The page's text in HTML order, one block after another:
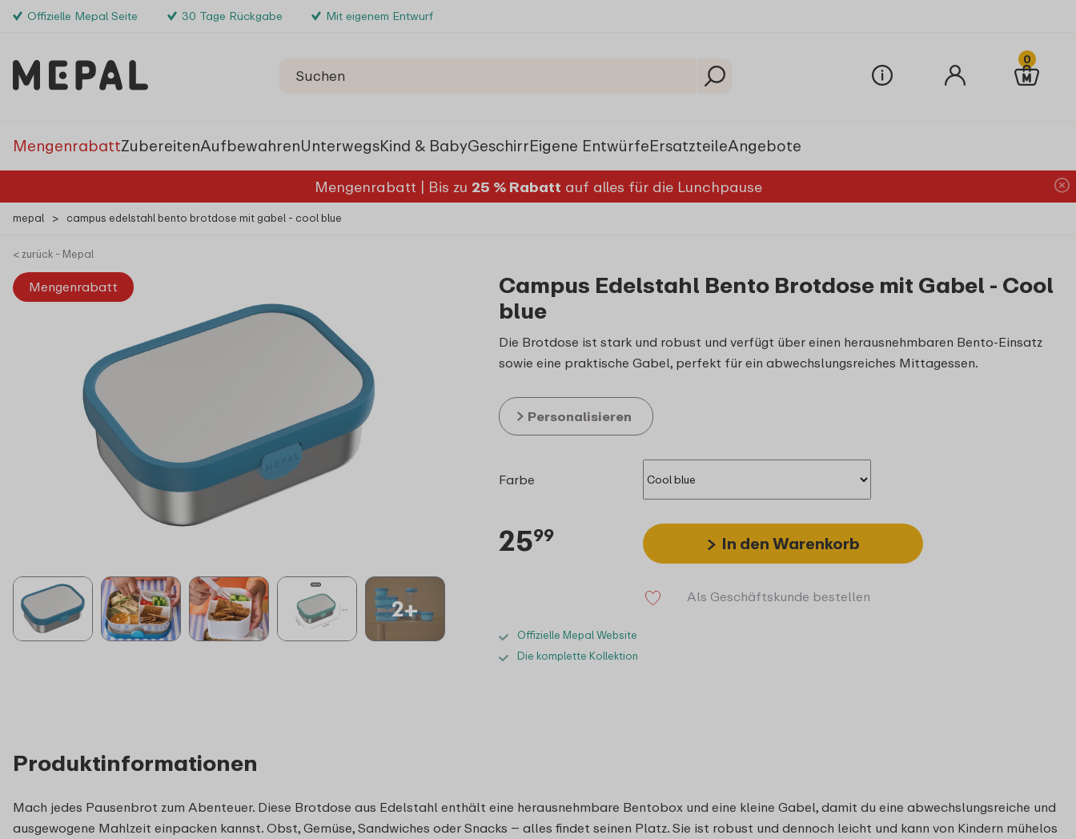
Offizielle Mepal Seite 30 Tage Rückgabe Mit eigenem Entwurf
0
MengenrabattZubereitenAufbewahrenUnterwegsKind & BabyGeschirrEigene EntwürfeErsatzteileAngebote
Mengenrabatt | Bis zu 25 % Rabatt auf alles für die Lunchpause
mepal > campus edelstahl bento brotdose mit gabel - cool blue
< zurück - Mepal
Mengenrabatt
2+
Campus Edelstahl Bento Brotdose mit Gabel - Cool
blue
Die Brotdose ist stark und robust und verfügt über einen herausnehmbaren Bento-Einsatz
sowie eine praktische Gabel, perfekt für ein abwechslungsreiches Mittagessen.
Personalisieren
Farbe
2599 In den Warenkorb
Als Geschäftskunde bestellen
Offizielle Mepal Website
Die komplette Kollektion
Produktinformationen
Mach jedes Pausenbrot zum Abenteuer. Diese Brotdose aus Edelstahl enthält eine herausnehmbare Bentobox und eine kleine Gabel, damit du eine abwechslungsreiche und
ausgewogene Mahlzeit einpacken kannst. Obst, Gemüse, Sandwiches oder Snacks – alles findet seinen Platz. Sie ist robust und dennoch leicht und kann von Kindern mühelos